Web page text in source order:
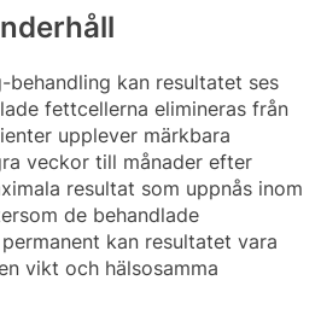
behandling kan resultatet ses
fettcellerna elimineras från
upplever märkbara
veckor till månader efter
resultat som uppnås inom
de behandlade
kan resultatet vara
vikt och hälsosamma